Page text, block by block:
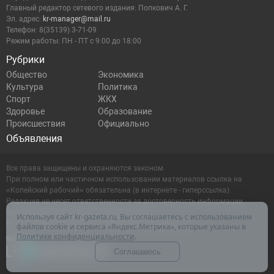
Рубрики
Общество
Экономика
Культура
Политика
Спорт
ЖКХ
Здоровье
Образование
Происшествия
Официально
Объявления
Главный редактор сетевого издания: Попкович А. Г.
Эл. адрес: kr-manager@mail.ru
Телефон: 8(35139) 3-71-09
Режим работы: ПН - ПТ с 9:00 до 18:00
Все права защищены и охраняются законом.
При полном или частичном использовании материалов ссылка на
«Копейский рабочий» обязательна (в интернете - гиперссылка).
Редакция не несет ответственности за достоверность информации,
содержащейся в рекламных объявлениях.
Настоящий ресурс может содержать материалы 16+
Используя сайт kr-gazeta.ru, Вы соглашаетесь с использованием
файлов cookie и сервиса «Яндекс.Метрика», которые указаны в
Политике конфиденциальности.
Соглашаюсь